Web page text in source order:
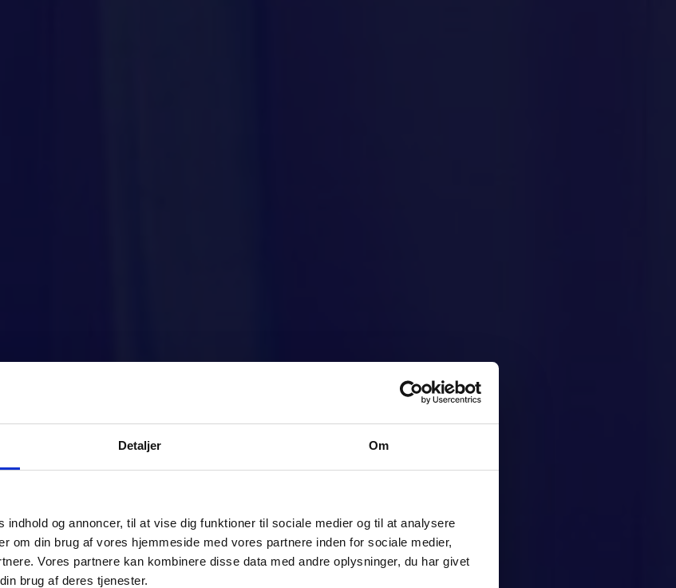
Detaljer Om
og annoncer, til at vise dig funktioner til sociale medier og til at analysere
om din brug af vores hjemmeside med vores partnere inden for sociale medier,
Vores partnere kan kombinere disse data med andre oplysninger, du har givet
brug af deres tjenester.